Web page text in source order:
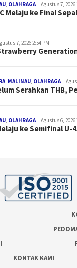
, OLAHRAGA Agustus 7, 2026
Melaju ke Final
7, 2026 2:54 PM
, MALINAU, OLAHRAGA
Serahkan THB,
, OLAHRAGA Agustus 6, 2026
ke Semifinal U-
KONTAK KAMI